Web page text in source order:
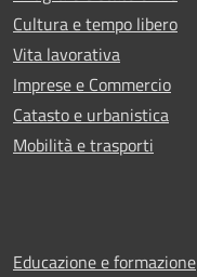
Cultura e tempo libero
Vita lavorativa
Imprese e Commercio
Catasto e urbanistica
Mobilità e trasporti
Educazione e formazione